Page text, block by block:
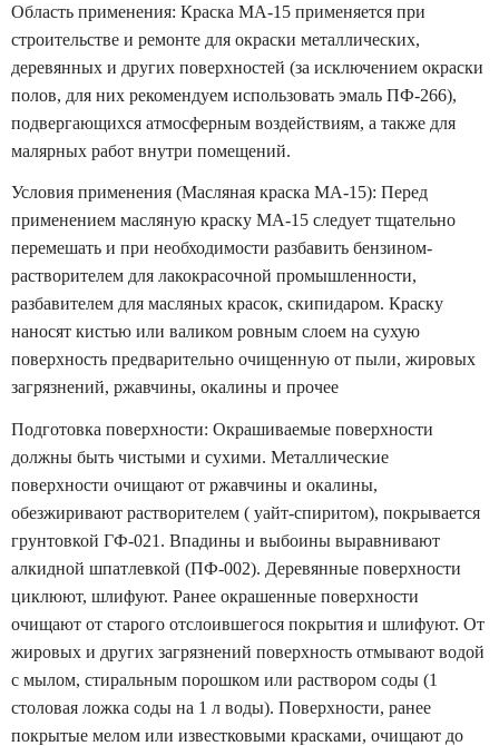
Область применения: Краска МА-15 применяется при
строительстве и ремонте для окраски металлических,
деревянных и других поверхностей (за исключением окраски
полов, для них рекомендуем использовать эмаль ПФ-266),
подвергающихся атмосферным воздействиям, а также для
малярных работ внутри помещений.
Условия применения (Масляная краска МА-15): Перед
применением масляную краску МА-15 следует тщательно
перемешать и при необходимости разбавить бензином-
растворителем для лакокрасочной промышленности,
разбавителем для масляных красок, скипидаром. Краску
наносят кистью или валиком ровным слоем на сухую
поверхность предварительно очищенную от пыли, жировых
загрязнений, ржавчины, окалины и прочее
Подготовка поверхности: Окрашиваемые поверхности
должны быть чистыми и сухими. Металлические
поверхности очищают от ржавчины и окалины,
обезжиривают растворителем ( уайт-спиритом), покрывается
грунтовкой ГФ-021. Впадины и выбоины выравнивают
алкидной шпатлевкой (ПФ-002). Деревянные поверхности
циклюют, шлифуют. Ранее окрашенные поверхности
очищают от старого отслоившегося покрытия и шлифуют. От
жировых и других загрязнений поверхность отмывают водой
с мылом, стиральным порошком или раствором соды (1
столовая ложка соды на 1 л воды). Поверхности, ранее
покрытые мелом или известковыми красками, очищают до